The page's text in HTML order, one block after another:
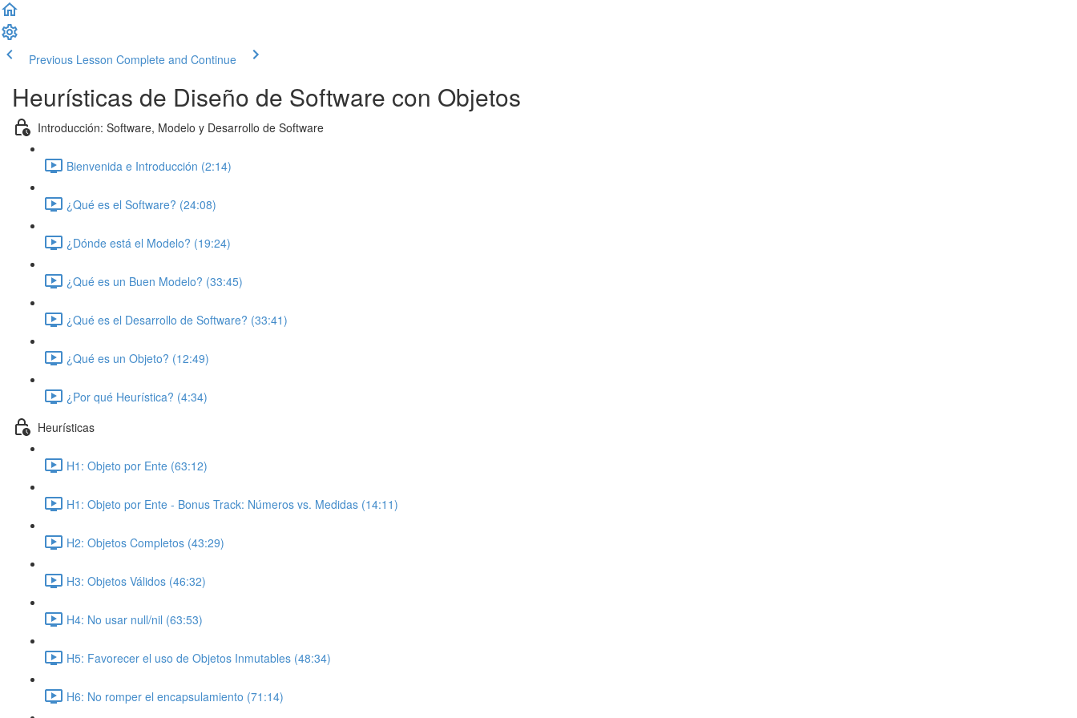
Previous Lesson Complete and Continue
Heurísticas de Diseño de Software con Objetos
Introducción: Software, Modelo y Desarrollo de Software
Bienvenida e Introducción (2:14)
¿Qué es el Software? (24:08)
¿Dónde está el Modelo? (19:24)
¿Qué es un Buen Modelo? (33:45)
¿Qué es el Desarrollo de Software? (33:41)
¿Qué es un Objeto? (12:49)
¿Por qué Heurística? (4:34)
Heurísticas
H1: Objeto por Ente (63:12)
H1: Objeto por Ente - Bonus Track: Números vs. Medidas (14:11)
H2: Objetos Completos (43:29)
H3: Objetos Válidos (46:32)
H4: No usar null/nil (63:53)
H5: Favorecer el uso de Objetos Inmutables (48:34)
H6: No romper el encapsulamiento (71:14)